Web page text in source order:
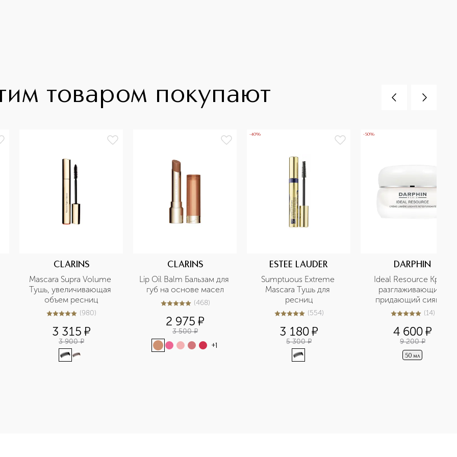
товаром покупают
CLARINS
Mascara Supra Volume
Тушь, увеличивающая
объем ресниц
5из 5980 (980)
3 315 ¤
3 900 ¤
CLARINS
Lip Oil Balm Бальзам для
губ на основе масел
4.9из5468 (468)
2 975 ¤
3 500 ¤
+1
-40%
ESTEE LAUDER
Sumptuous Extreme
Mascara Тушь для
ресниц
4.9из5554 (554)
3 180¤
5 300 ¤
-50%
DARPHIN
Ideal Resource Крем
разглаживающий,
придающий сияние
4.9из514 (14)
4 600¤
9 200 ¤
50 мл